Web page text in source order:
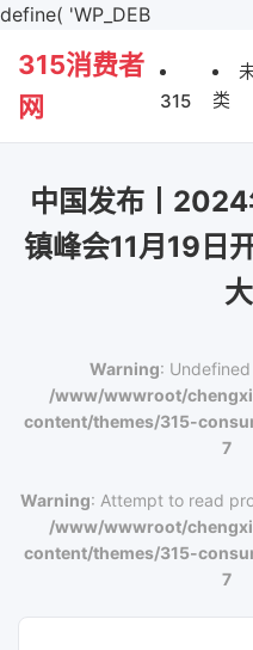
define( 'WP_DEB
315消费者
网
315 类
中国发布丨
镇峰会11月19日
Warning:
/www/wwwroot/
content/themes/315-
7
Warning: Attempt to read
/www/wwwroot/
content/themes/315-
7